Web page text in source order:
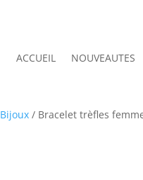
ACCUEIL NOUVEAUTES
Bijoux / Bracelet trèfles